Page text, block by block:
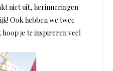
niet uit, herinneringen
Ook hebben we twee
je te inspireren veel